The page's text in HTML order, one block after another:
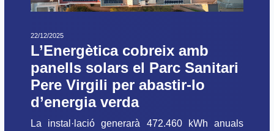
22/12/2025
L’Energètica cobreix amb
panells solars el Parc Sanitari
Pere Virgili per abastir-lo
d’energia verda
La instal·lació generarà 472.460 kWh anuals